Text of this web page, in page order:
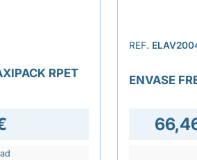
RPET
REF.
ENVASE